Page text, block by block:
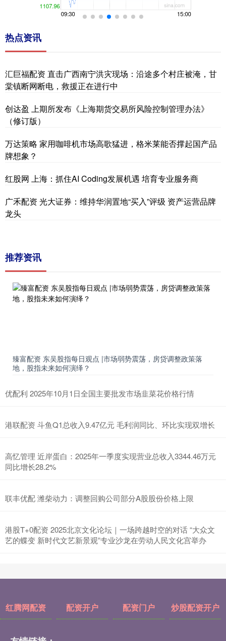
热点资讯
汇巨福配资 直击广西南宁洪灾现场：沿途多个村庄被淹，甘
棠镇断网断电，救援正在进行中
创达盈 上期所发布《上海期货交易所风险控制管理办法》
（修订版）
万达策略 家用咖啡机市场高歌猛进，格米莱能否撑起国产品
牌想象？
红股网 上海：抓住AI Coding发展机遇 培育专业服务商
广禾配资 光大证券：维持华润置地“买入”评级 资产运营品牌
龙头
推荐资讯
臻富配资 东吴股指每日观点 |市场弱势震荡，房贷调整政策落
地，股指未来如何演绎？
优配利 2025年10月1日全国主要批发市场韭菜花价格行情
港联配资 斗鱼Q1总收入9.47亿元 毛利润同比、环比实现双增长
高忆管理 近岸蛋白：2025年一季度实现营业总收入3344.46万元
同比增长28.2%
联丰优配 潍柴动力：调整回购公司部分A股股份价格上限
港股T+0配资 2025北京文化论坛｜一场跨越时空的对话 “大众文
艺的蝶变 新时代文艺新景观”专业沙龙在劳动人民文化宫举办
红腾网配资 配资开户 配资门户 炒股配资开户